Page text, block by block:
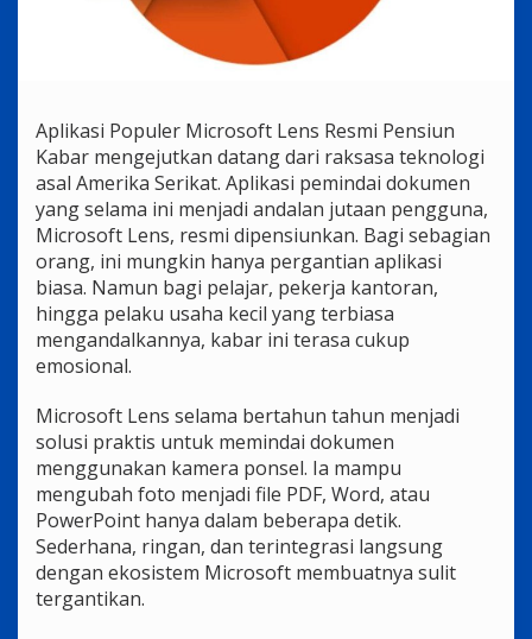
Aplikasi Populer Microsoft Lens Resmi Pensiun
Kabar mengejutkan datang dari raksasa teknologi
asal Amerika Serikat. Aplikasi pemindai dokumen
yang selama ini menjadi andalan jutaan pengguna,
Microsoft Lens, resmi dipensiunkan. Bagi sebagian
orang, ini mungkin hanya pergantian aplikasi
biasa. Namun bagi pelajar, pekerja kantoran,
hingga pelaku usaha kecil yang terbiasa
mengandalkannya, kabar ini terasa cukup
emosional.
Microsoft Lens selama bertahun tahun menjadi
solusi praktis untuk memindai dokumen
menggunakan kamera ponsel. Ia mampu
mengubah foto menjadi file PDF, Word, atau
PowerPoint hanya dalam beberapa detik.
Sederhana, ringan, dan terintegrasi langsung
dengan ekosistem Microsoft membuatnya sulit
tergantikan.